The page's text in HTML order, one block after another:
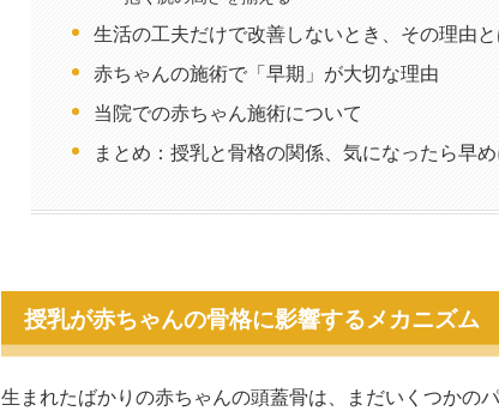
生活の工夫だけで改善しないとき、その理由
赤ちゃんの施術で「早期」が大切な理由
当院での赤ちゃん施術について
まとめ：授乳と骨格の関係、気になったら早
授乳が赤ちゃんの骨格に影響するメカニズム
生まれたばかりの赤ちゃんの頭蓋骨は、まだいくつかの